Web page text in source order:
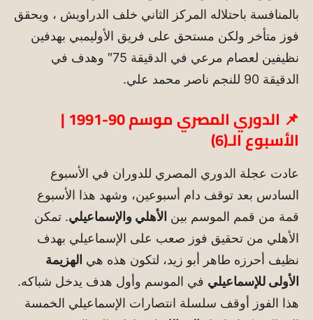
بالمنافسة باحتلاله المركز الثاني خلف الدراويش ، ويحقق
فوز متأخر ولكن مستحق على فريق الأوليمبي بهدفين
نظيفين لعصام مرعي في الدقيقة 75″ وهدف في
الدقيقة 90 للنجم ناصر محمد علي.
📌 الدوري المصري موسم 90-1991 |
الأسبوع الـ(6)
عادت عجلة الدوري المصري للدوران في الأسبوع
السادس بعد توقف دام أسبوعين، وشهد هذا الأسبوع
قمة من قمم الموسم بين الأهلي والإسماعيلي. تمكن
الأهلي من تحقيق فوز صعب على الإسماعيلي بهدف
نظيف أحرزه طاهر أبو زيد، لتكون هذه هي الهزيمة
الأولى للإسماعيلي في الموسم وأول هدف يدخل شباكه.
هذا الفوز أوقف سلسلة انتصارات الإسماعيلي الخمسة